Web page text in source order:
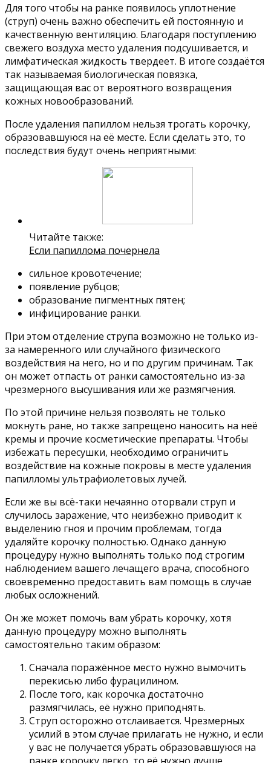
Для того чтобы на ранке появилось уплотнение
(струп) очень важно обеспечить ей постоянную и
качественную вентиляцию. Благодаря поступлению
свежего воздуха место удаления подсушивается, и
лимфатическая жидкость твердеет. В итоге создаётся
так называемая биологическая повязка,
защищающая вас от вероятного возвращения
кожных новообразований.
После удаления папиллом нельзя трогать корочку,
образовавшуюся на её месте. Если сделать это, то
последствия будут очень неприятными:
Читайте также:
Если папиллома почернела
сильное кровотечение;
появление рубцов;
образование пигментных пятен;
инфицирование ранки.
При этом отделение струпа возможно не только из-
за намеренного или случайного физического
воздействия на него, но и по другим причинам. Так
он может отпасть от ранки самостоятельно из-за
чрезмерного высушивания или же размягчения.
По этой причине нельзя позволять не только
мокнуть ране, но также запрещено наносить на неё
кремы и прочие косметические препараты. Чтобы
избежать пересушки, необходимо ограничить
воздействие на кожные покровы в месте удаления
папилломы ультрафиолетовых лучей.
Если же вы всё-таки нечаянно оторвали струп и
случилось заражение, что неизбежно приводит к
выделению гноя и прочим проблемам, тогда
удаляйте корочку полностью. Однако данную
процедуру нужно выполнять только под строгим
наблюдением вашего лечащего врача, способного
своевременно предоставить вам помощь в случае
любых осложнений.
Он же может помочь вам убрать корочку, хотя
данную процедуру можно выполнять
самостоятельно таким образом:
Сначала поражённое место нужно вымочить
перекисью либо фурацилином.
После того, как корочка достаточно
размягчилась, её нужно приподнять.
Струп осторожно отслаивается. Чрезмерных
усилий в этом случае прилагать не нужно, и если
у вас не получается убрать образовавшуюся на